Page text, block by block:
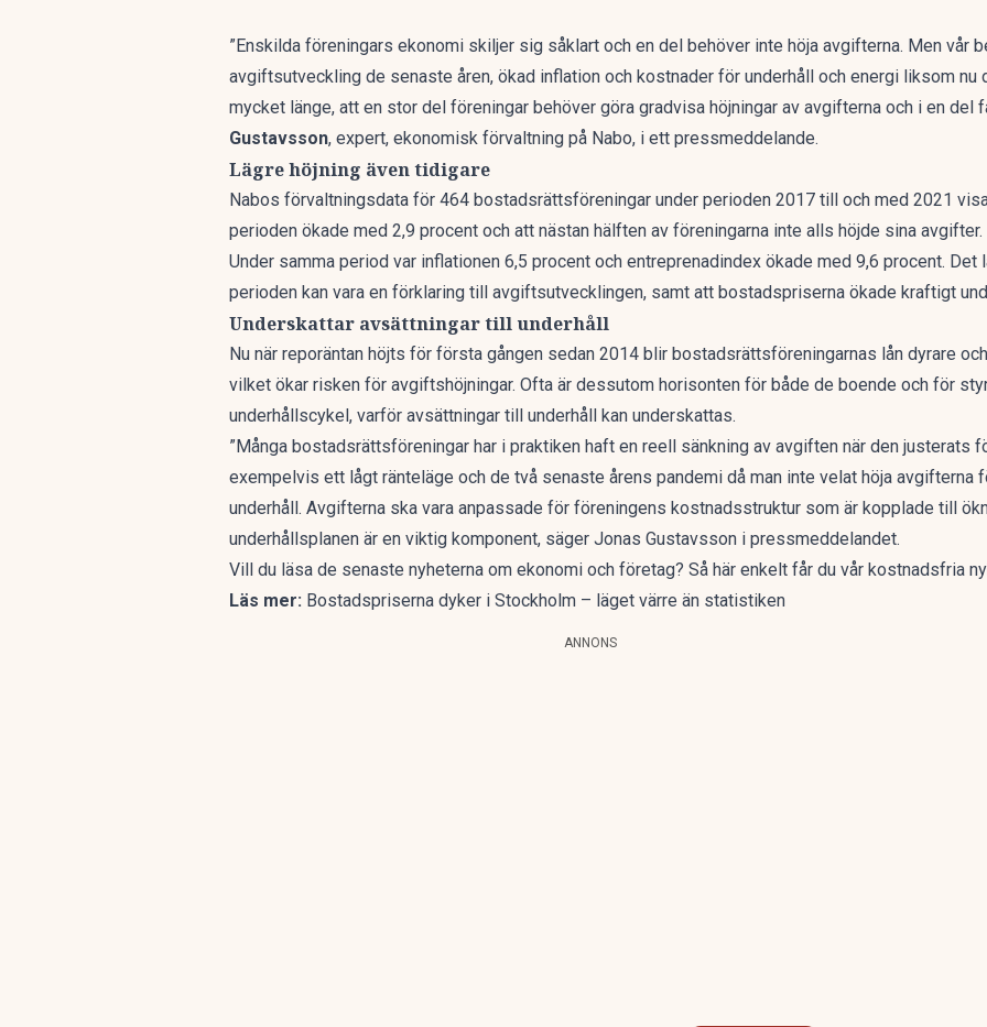
”Enskilda föreningars ekonomi skiljer sig såklart och en del behöver inte höja avgifterna. Men vår
avgiftsutveckling de senaste åren, ökad inflation och kostnader för underhåll och energi liksom nu
mycket länge, att en stor del föreningar behöver göra gradvisa höjningar av avgifterna och i en del
Gustavsson, expert, ekonomisk förvaltning på Nabo, i ett pressmeddelande.
Lägre höjning även tidigare
Nabos förvaltningsdata för 464 bostadsrättsföreningar under perioden 2017 till och med 2021
perioden ökade med 2,9 procent och att nästan hälften av föreningarna inte alls höjde sina avgifter.
Under samma period var inflationen 6,5 procent och entreprenadindex ökade med 9,6 procent. Det
perioden kan vara en förklaring till avgiftsutvecklingen, samt att bostadspriserna ökade kraftigt
Underskattar avsättningar till underhåll
Nu när reporäntan höjts för första gången sedan 2014 blir bostadsrättsföreningarnas lån dyrare
vilket ökar risken för avgiftshöjningar. Ofta är dessutom horisonten för både de boende och för
underhållscykel, varför avsättningar till underhåll kan underskattas.
”Många bostadsrättsföreningar har i praktiken haft en reell sänkning av avgiften när den justerats
exempelvis ett lågt ränteläge och de två senaste årens pandemi då man inte velat höja avgifterna
underhåll. Avgifterna ska vara anpassade för föreningens kostnadsstruktur som är kopplade till
underhållsplanen är en viktig komponent, säger Jonas Gustavsson i pressmeddelandet.
Vill du läsa de senaste nyheterna om ekonomi och företag? Så här enkelt får du vår kostnadsfria
Läs mer: Bostadspriserna dyker i Stockholm – läget värre än statistiken
ANNONS